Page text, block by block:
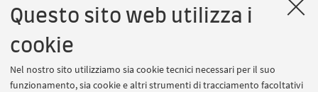
Questo sito web utilizza i
cookie
Nel nostro sito utilizziamo sia cookie tecnici necessari per il suo
funzionamento, sia cookie e altri strumenti di tracciamento facoltativi
Iscriviti dal bottone in alto. Il giorno dell'evento, per
accedere alla stanza virtuale in Microsoft Teams, vai
alla sezioneI miei eventie clicca sul
bottonePartecipa, che si attiverà poco prima